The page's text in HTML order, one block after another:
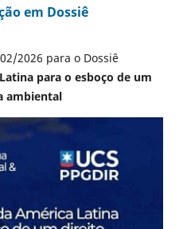
em Dossiê
2026 para o Dossiê
para o esboço de um
ambiental